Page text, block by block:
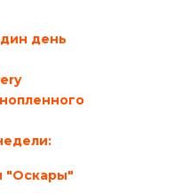
день
"Оскары"